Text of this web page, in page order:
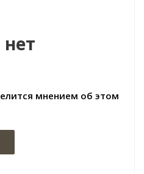
мнением об этом